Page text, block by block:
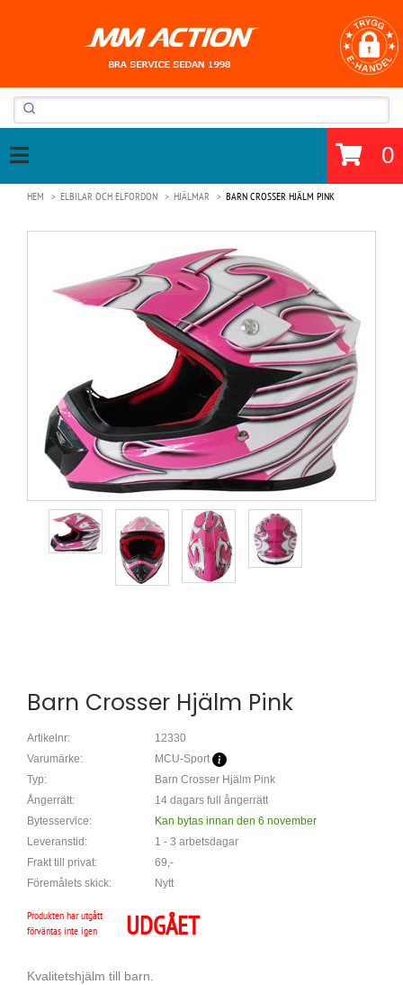
0
HEM ELBILAR OCH ELFORDON HJÄLMAR BARN CROSSER HJÄLM PINK
Barn Crosser Hjälm Pink
Artikelnr:
12330
Varumärke:
MCU-Sport
Typ:
Barn Crosser Hjälm Pink
Ångerrätt:
14 dagars full ångerrätt
Bytesservice:
Kan bytas innan den 6 november
Leveranstid:
1 - 3 arbetsdagar
Frakt till privat:
69,-
Föremålets skick:
Nytt
Produkten har utgått
förväntas inte igen
UDGÅET
Kvalitetshjälm till barn.